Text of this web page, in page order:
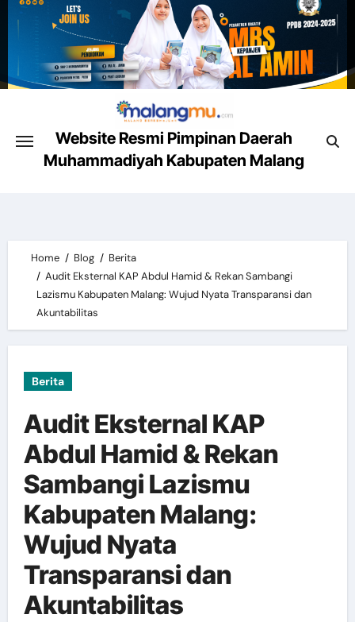
Skip
Website Resmi Pimpinan Daerah
Muhammadiyah Kabupaten Malang
Home Blog
Berita
Audit Eksternal KAP Abdul Hamid & Rekan Sambangi
Lazismu Kabupaten Malang: Wujud Nyata Transparansi dan
Akuntabilitas
Berita
Audit Eksternal KAP
Abdul Hamid & Rekan
Sambangi Lazismu
Kabupaten Malang:
Wujud Nyata
Transparansi dan
Akuntabilitas